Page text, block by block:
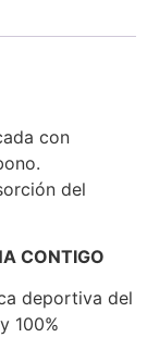
con
del
CONTIGO
deportiva del
100%